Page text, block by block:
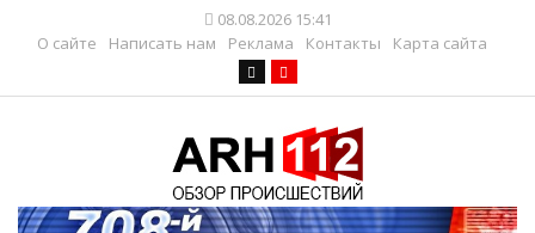
08.08.2026 15:41
О сайте
Написать нам Реклама Контакты Карта сайта